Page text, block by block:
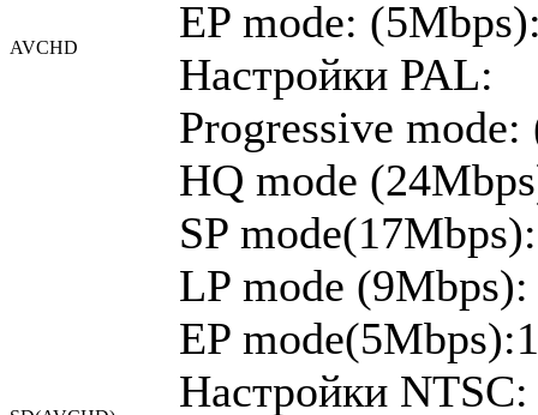
AVCHD
EP mode:
Настройки PAL:
Progressive
HQ mode
SP
LP mode
EP
Настройки